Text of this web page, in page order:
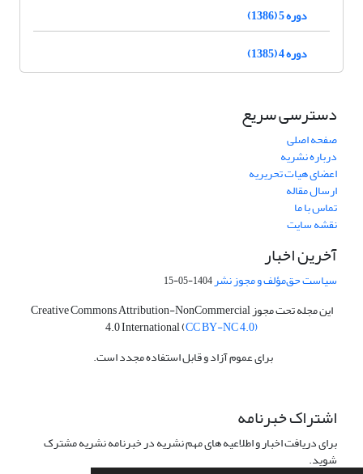
دوره 5 (1386)
دوره 4 (1385)
دسترسی سریع
صفحه اصلی
درباره نشریه
اعضای هیات تحریریه
ارسال مقاله
تماس با ما
نقشه سایت
آخرین اخبار
سیاست حق‌مؤلف و مجوز نشر1404-05-15
این مجله تحت مجوز Creative Commons Attribution-NonCommercial
4.0 International (CC BY-NC 4.0)
برای عموم آزاد و قابل استفاده مجدد است.
اشتراک خبرنامه
برای دریافت اخبار و اطلاعیه های مهم نشریه در خبرنامه نشریه مشترک
شوید.